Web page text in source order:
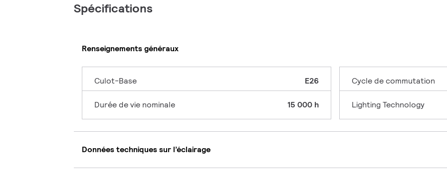
Spécifications
Renseignements généraux
Culot-Base E26
Durée de vie nominale 15 000 h
Cycle de commutation
Lighting Technology
Données techniques sur l’éclairage